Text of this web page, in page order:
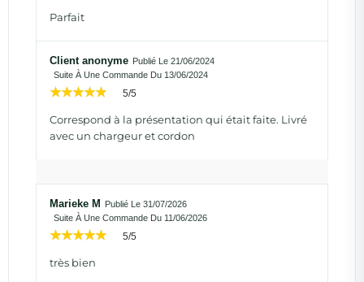
Parfait
Client anonyme Publié Le 21/06/2024
Suite À Une Commande Du 13/06/2024
5/5
Correspond à la présentation qui était faite. Livré
avec un chargeur et cordon
Marieke M
Publié Le 31/07/2026
Suite À Une Commande Du 11/06/2026
5/5
très bien